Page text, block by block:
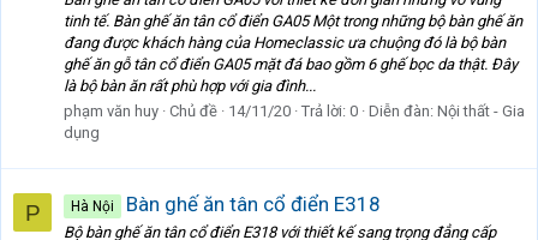
tinh tế. Bàn ghế ăn tân cổ điển GA05 Một trong những bộ bàn ghế ăn
đang được khách hàng của Homeclassic ưa chuộng đó là bộ bàn
ghế ăn gỗ tân cổ điển GA05 mặt đá bao gồm 6 ghế bọc da thật. Đây
là bộ bàn ăn rất phù hợp với gia đình...
phạm văn huy Chủ đề 14/11/20 Trả lời: 0 Diễn đàn: Nội thất - Gia
dụng
P Hà Nội Bàn ghế ăn tân cổ điển E318
Bộ bàn ghế ăn tân cổ điển E318 với thiết kế sang trọng đẳng cấp